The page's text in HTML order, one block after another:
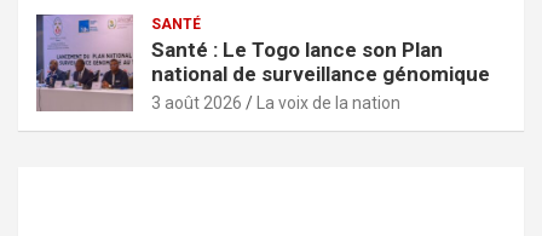
SANTÉ
Santé : Le Togo lance son Plan
national de surveillance génomique
3 août 2026 La voix de la nation